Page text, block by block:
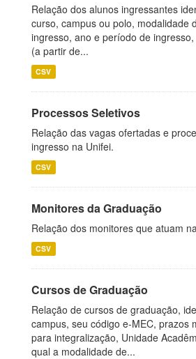
Relação dos alunos ingressantes
curso, campus ou polo, modalidade
ingresso, ano e período de
(a partir de...
CSV
Processos Seletivos
Relação das vagas ofertadas e
ingresso na Unifei.
CSV
Monitores da Graduação
Relação dos monitores que atuam
CSV
Cursos de Graduação
Relação de cursos de graduação,
campus, seu código e-MEC, prazos
para integralização, Unidade
qual a modalidade de...